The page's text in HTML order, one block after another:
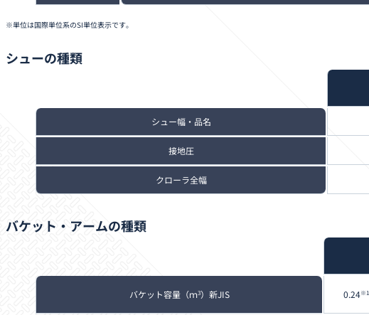
単位は国際単位系のSI単位表示です。
シューの種類
シュー幅・品名
接地圧
クローラ全幅
バケット・アームの種類
バケット容量（ｍ3）新JIS 0.24※1